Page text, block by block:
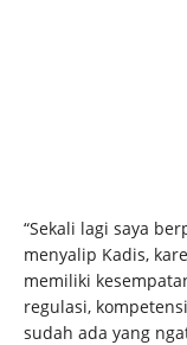
“Sekali lagi saya
menyalip Kadis,
memiliki
regulasi,
sudah ada yang